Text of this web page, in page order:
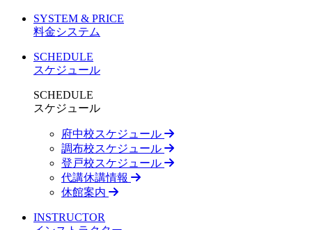
SYSTEM & PRICE
料金システム
SCHEDULE
スケジュール
SCHEDULE
スケジュール
府中校スケジュール
調布校スケジュール
登戸校スケジュール
代講休講情報
休館案内
INSTRUCTOR